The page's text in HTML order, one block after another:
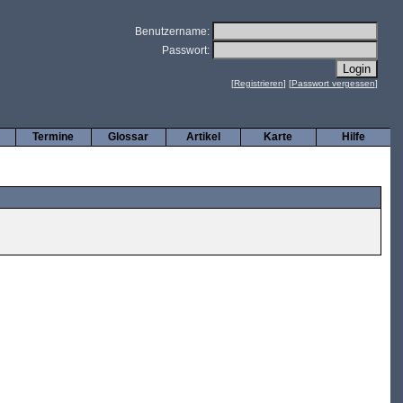
Benutzername:
Passwort:
[Registrieren] [Passwort vergessen]
Hilfe
Karte
Artikel
Glossar
Termine